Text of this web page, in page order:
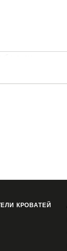
КРОВАТЕЙ